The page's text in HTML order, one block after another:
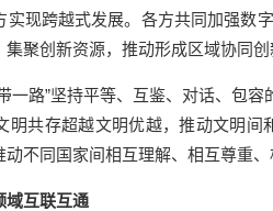
实现跨越式发展。各方共同加强数
集聚创新资源，推动形成区域协同
一路”坚持平等、互鉴、对话、包
明共存超越文明优越，推动文明
不同国家间相互理解、相互尊重
域互联互通